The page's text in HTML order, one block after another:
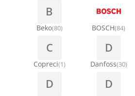
Stakla i okviri vrata za veš
Termostati i hidrostati za veš
Ostali materijal za montažu
B
Beko(80) BOSCH(84)
C
Copreci(1)
D
Danfoss(30)
D D